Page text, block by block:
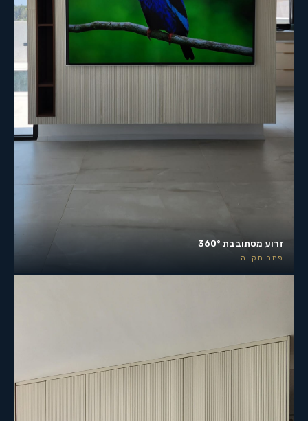
זרוע מסתובבת 360°
פתח תקווה